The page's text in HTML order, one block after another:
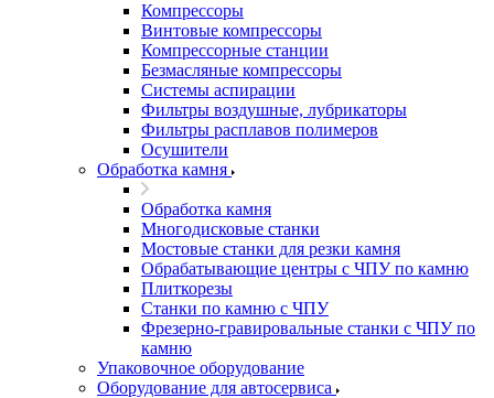
Компрессоры
Винтовые компрессоры
Компрессорные станции
Безмасляные компрессоры
Системы аспирации
Фильтры воздушные, лубрикаторы
Фильтры расплавов полимеров
Осушители
Обработка камня
Обработка камня
Многодисковые станки
Мостовые станки для резки камня
Обрабатывающие центры с ЧПУ по камню
Плиткорезы
Станки по камню с ЧПУ
Фрезерно-гравировальные станки с ЧПУ по
камню
Упаковочное оборудование
Оборудование для автосервиса